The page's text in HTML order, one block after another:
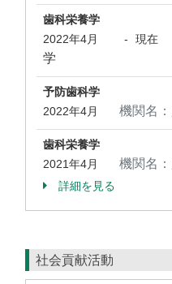
歯科栄養学
2022年4月
- 現在
学
予防歯科学
2022年4月
機関名：
歯科栄養学
2021年4月
機関名：
詳細を見る
社会貢献活動